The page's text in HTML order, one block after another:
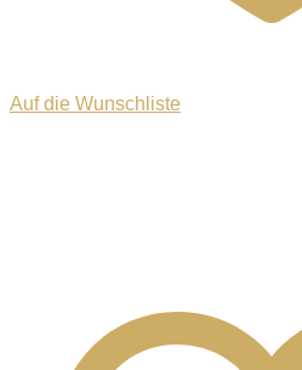
Auf die Wunschliste